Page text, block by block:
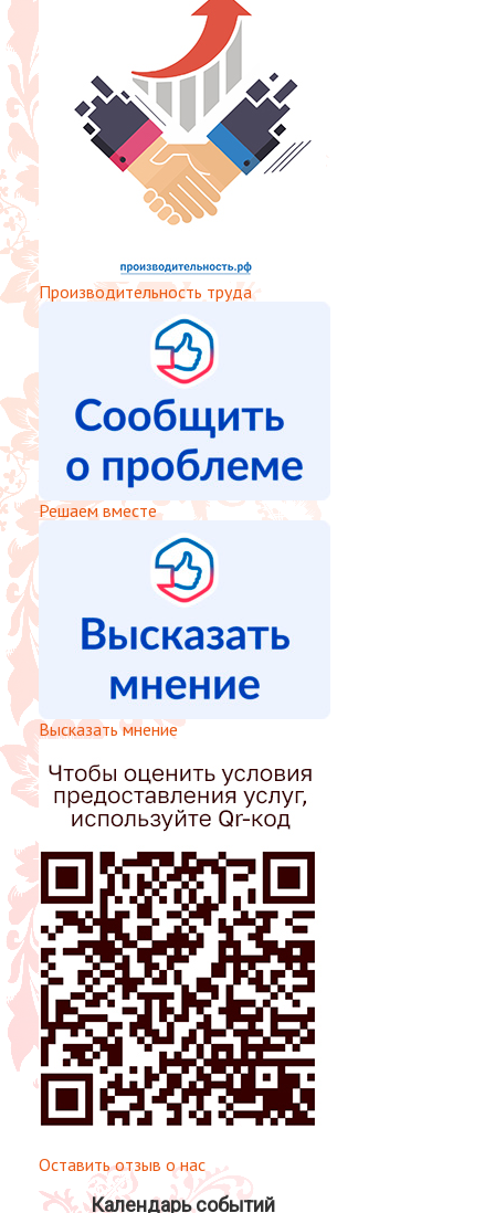
Производительность труда
Решаем вместе
Высказать мнение
Оставить отзыв о нас
Календарь событий